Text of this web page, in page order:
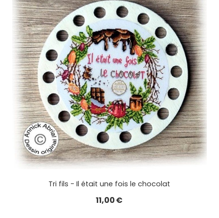
Tri fils - Il était une fois le chocolat
11,00€